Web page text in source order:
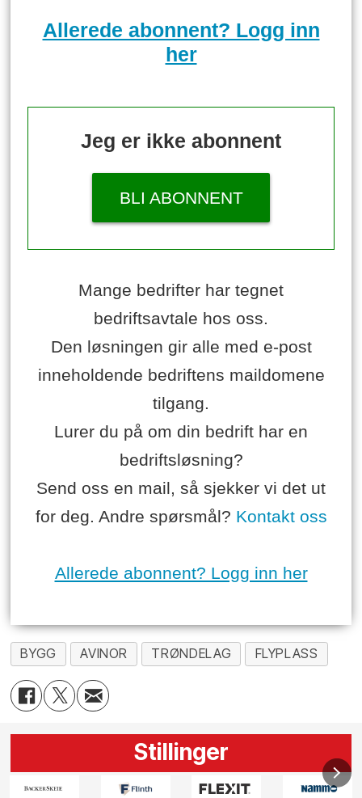
Allerede abonnent? Logg inn
her
Jeg er ikke abonnent
BLI ABONNENT
Mange bedrifter har tegnet
bedriftsavtale hos oss.
Den løsningen gir alle med e-post
inneholdende bedriftens maildomene
tilgang.
Lurer du på om din bedrift har en
bedriftsløsning?
Send oss en mail, så sjekker vi det ut
for deg. Andre spørsmål? Kontakt oss
Allerede abonnent? Logg inn her
BYGG AVINOR TRØNDELAG FLYPLASS
Stillinger